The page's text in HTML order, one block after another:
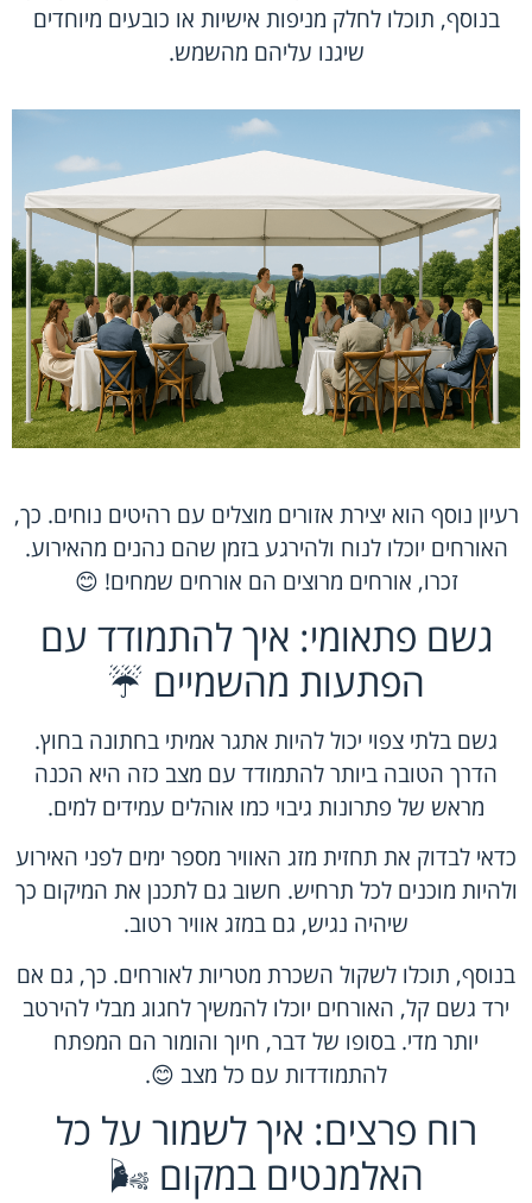
בנוסף, תוכלו לחלק מניפות אישיות או כובעים מיוחדים
שיגנו עליהם מהשמש.
רעיון נוסף הוא יצירת אזורים מוצלים עם רהיטים נוחים. כך,
האורחים יוכלו לנוח ולהירגע בזמן שהם נהנים מהאירוע.
זכרו, אורחים מרוצים הם אורחים שמחים! 😊
גשם פתאומי: איך להתמודד עם
הפתעות מהשמיים ☔
גשם בלתי צפוי יכול להיות אתגר אמיתי בחתונה בחוץ.
הדרך הטובה ביותר להתמודד עם מצב כזה היא הכנה
מראש של פתרונות גיבוי כמו אוהלים עמידים למים.
כדאי לבדוק את תחזית מזג האוויר מספר ימים לפני האירוע
ולהיות מוכנים לכל תרחיש. חשוב גם לתכנן את המיקום כך
שיהיה נגיש, גם במזג אוויר רטוב.
בנוסף, תוכלו לשקול השכרת מטריות לאורחים. כך, גם אם
ירד גשם קל, האורחים יוכלו להמשיך לחגוג מבלי להירטב
יותר מדי. בסופו של דבר, חיוך והומור הם המפתח
להתמודדות עם כל מצב 😊.
רוח פרצים: איך לשמור על כל
האלמנטים במקום 🌬️